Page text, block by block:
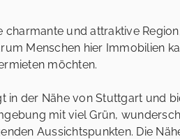
charmante und attraktive
Menschen hier Immobilien
möchten.
in der Nähe von Stuttgart und
mit viel Grün,
Aussichtspunkten. Die